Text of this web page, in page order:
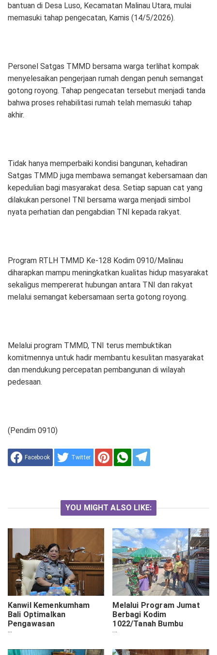
bantuan di Desa Luso, Kecamatan Malinau Utara, mulai
memasuki tahap pengecatan, Kamis (14/5/2026).
Personel Satgas TMMD bersama warga terlihat kompak
menyelesaikan pengerjaan rumah dengan penuh semangat
gotong royong. Tahap pengecatan tersebut menjadi tanda
bahwa proses rehabilitasi rumah telah memasuki tahap
akhir.
Tidak hanya memperbaiki kondisi bangunan, kehadiran
Satgas TMMD juga membawa semangat kebersamaan dan
kepedulian bagi masyarakat desa. Setiap sapuan cat yang
dilakukan personel TNI bersama warga menjadi simbol
nyata perhatian dan pengabdian TNI kepada rakyat.
Program RTLH TMMD Ke-128 Kodim 0910/Malinau
diharapkan mampu meningkatkan kualitas hidup masyarakat
sekaligus mempererat hubungan antara TNI dan rakyat
melalui semangat kebersamaan serta gotong royong.
Melalui program TMMD, TNI terus membuktikan
komitmennya untuk hadir membantu kesulitan masyarakat
dan mendukung percepatan pembangunan di wilayah
pedesaan.
(Pendim 0910)
Facebook Twitter
YOU MIGHT ALSO LIKE:
Kanwil Kemenkumham
Bali Optimalkan
Pengawasan
Keimigrasian,
3,8 Juta hingga Juli 2024
Melalui Program Jumat
Berbagi Kodim
1022/Tanah Bumbu
Berbagi Sekaligus